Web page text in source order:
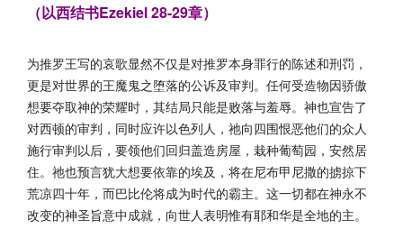
（以西结书Ezekiel 28-29章）
为推罗王写的哀歌显然不仅是对推罗本身罪行的陈述和刑罚，
更是对世界的王魔鬼之堕落的公诉及审判。任何受造物因骄傲
想要夺取神的荣耀时，其结局只能是败落与羞辱。神也宣告了
对西顿的审判，同时应许以色列人，祂向四围恨恶他们的众人
施行审判以后，要领他们回归盖造房屋，栽种葡萄园，安然居
住。祂也预言犹大想要依靠的埃及，将在尼布甲尼撒的掳掠下
荒凉四十年，而巴比伦将成为时代的霸主。这一切都在神永不
改变的神圣旨意中成就，向世人表明惟有耶和华是全地的主。